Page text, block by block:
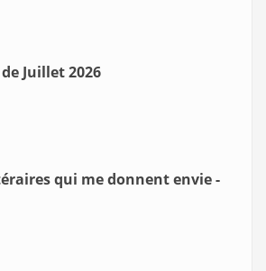
Juillet 2026
qui me donnent envie -